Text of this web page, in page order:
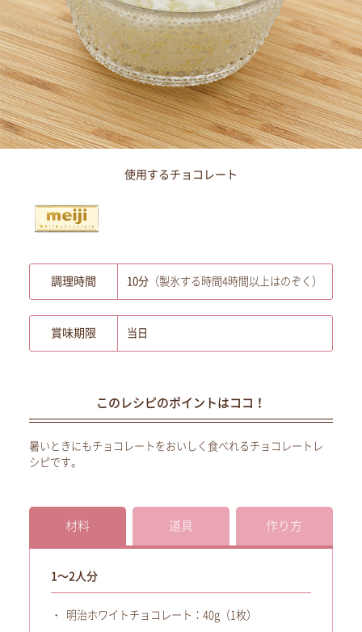
使用するチョコレート
調理時間 10分 （製氷する時間4時間以上はのぞく）
賞味期限 当日
このレシピのポイントはココ！
暑いときにもチョコレートをおいしく食べれるチョコレートレ
シピです。
材料 道具 作り方
1～2人分
明治ホワイトチョコレート：40g（1枚）